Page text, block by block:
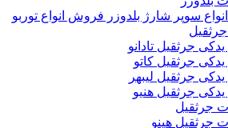
شارژ بلدوزر فروش انواع توربو
تادانو
کاتو
لیبهر
هنیو